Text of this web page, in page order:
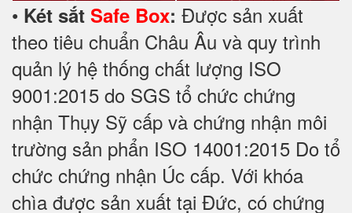
• Két sắt Safe Box: Được sản xuất
theo tiêu chuẩn Châu Âu và quy trình
quản lý hệ thống chất lượng ISO
9001:2015 do SGS tổ chức chứng
nhận Thụy Sỹ cấp và chứng nhận môi
trường sản phẩn ISO 14001:2015 Do tổ
chức chứng nhận Úc cấp. Với khóa
chìa được sản xuất tại Đức, có chứng